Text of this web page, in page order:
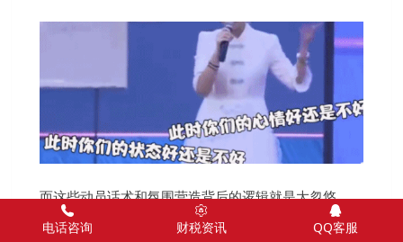
而这些动员话术和氛围营造背后的逻辑就是大忽悠。
电话咨询 财税资讯 QQ客服